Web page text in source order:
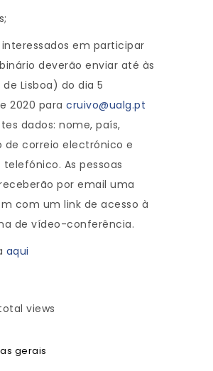
interessados em participar
deverão enviar até às
de Lisboa) do dia 5
2020 para cruivo@ualg.pt
dados: nome, país,
de correio electrónico e
As pessoas
por email uma
com um link de acesso à
de vídeo-conferência.
aqui
views
gerais